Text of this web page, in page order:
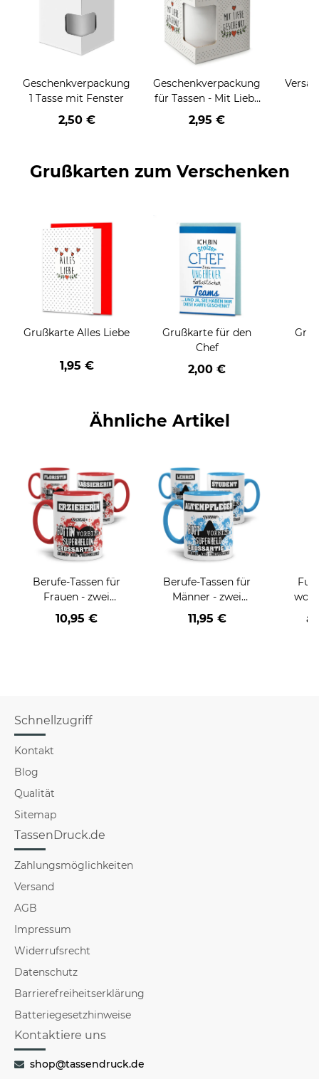
Geschenkverpackung
1 Tasse mit Fenster
2,50 €
Geschenkverpackung
für Tassen - Mit Liebe
geschenkt
2,95 €
Grußkarten zum Verschenken
Grußkarte Alles Liebe
1,95 €
Grußkarte für den
Chef
2,00 €
Ähnliche Artikel
Berufe-Tassen für
Frauen - zwei
Farbvarianten
10,95 €
Berufe-Tassen für
Männer - zwei
Farbvarianten
11,95 €
Schnellzugriff
Kontakt
Blog
Qualität
Sitemap
TassenDruck.de
Zahlungsmöglichkeiten
Versand
AGB
Impressum
Widerrufsrecht
Datenschutz
Barrierefreiheitserklärung
Batteriegesetzhinweise
Kontaktiere uns
shop@tassendruck.de